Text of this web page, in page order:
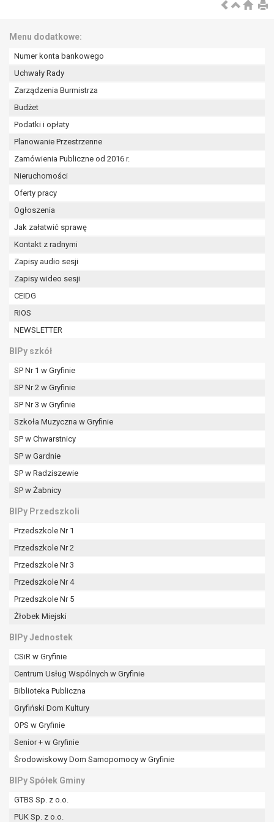
Menu dodatkowe:
Numer konta bankowego
Uchwały Rady
Zarządzenia Burmistrza
Budżet
Podatki i opłaty
Planowanie Przestrzenne
Zamówienia Publiczne od 2016 r.
Nieruchomości
Oferty pracy
Ogłoszenia
Jak załatwić sprawę
Kontakt z radnymi
Zapisy audio sesji
Zapisy wideo sesji
CEIDG
RIOS
NEWSLETTER
BIPy szkół
SP Nr 1 w Gryfinie
SP Nr 2 w Gryfinie
SP Nr 3 w Gryfinie
Szkoła Muzyczna w Gryfinie
SP w Chwarstnicy
SP w Gardnie
SP w Radziszewie
SP w Żabnicy
BIPy Przedszkoli
Przedszkole Nr 1
Przedszkole Nr 2
Przedszkole Nr 3
Przedszkole Nr 4
Przedszkole Nr 5
Żłobek Miejski
BIPy Jednostek
CSiR w Gryfinie
Centrum Usług Wspólnych w Gryfinie
Biblioteka Publiczna
Gryfiński Dom Kultury
OPS w Gryfinie
Senior + w Gryfinie
Środowiskowy Dom Samopomocy w Gryfinie
BIPy Spółek Gminy
GTBS Sp. z o.o.
PUK Sp. z o.o.
wykonania zadania realizowanego w
niezbędność przetwarzania do celów
szczególną sytuacją. W razie wniesienia
podstaw do ustalenia, dochodzenia lub
obrony roszczeń.
W przypadku gdy przetwarzanie danych
cofnięcia tej zgody w dowolnym momencie.
Cofnięcie to nie ma wpływu na zgodność
zgody przed jej cofnięciem.
Przysługuje Pani/Panu prawo wniesienia skargi do
organu nadzorczego na niezgodne z prawem
przez administratora.
Organem właściwym do wniesienia skargi jest
Prezes Urzędu Ochrony Danych Osobowych.
W zależności od sfery, w której przetwarzane są
dobrowolne albo jest wymogiem ustawowym lub
umownym.
zautomatyzowanemu podejmowaniu decyzji, w
tym również profilowaniu.